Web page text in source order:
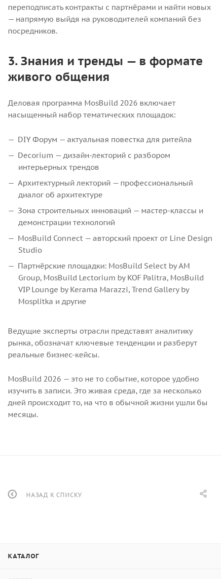
переподписать контракты с партнёрами и найти новых
— напрямую выйдя на руководителей компаний без
посредников.
3. Знания и тренды — в формате
живого общения
Деловая программа MosBuild 2026 включает
насыщенный набор тематических площадок:
DIY Форум — актуальная повестка для ритейла
Decorium — дизайн-лекторий с разбором
интерьерных трендов
Архитектурный лекторий — профессиональный
диалог об архитектуре
Зона строительных инноваций — мастер-классы и
демонстрации технологий
MosBuild Connect — авторский проект от Line Design
Studio
Партнёрские площадки: MosBuild Select by AM
Group, MosBuild Lectorium by KOF Palitra, MosBuild
VIP Lounge by Kerama Marazzi, Trend Gallery by
Mosplitka и другие
Ведущие эксперты отрасли представят аналитику
рынка, обозначат ключевые тенденции и разберут
реальные бизнес-кейсы.
MosBuild 2026 — это не то событие, которое удобно
изучить в записи. Это живая среда, где за несколько
дней происходит то, на что в обычной жизни ушли бы
месяцы.
НАЗАД К СПИСКУ
КАТАЛОГ